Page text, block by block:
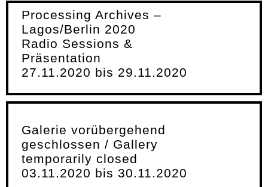
Processing Archives –
Lagos/Berlin 2020
Radio Sessions &
Präsentation
27.11.2020 bis 29.11.2020
Galerie vorübergehend
geschlossen / Gallery
temporarily closed
03.11.2020 bis 30.11.2020